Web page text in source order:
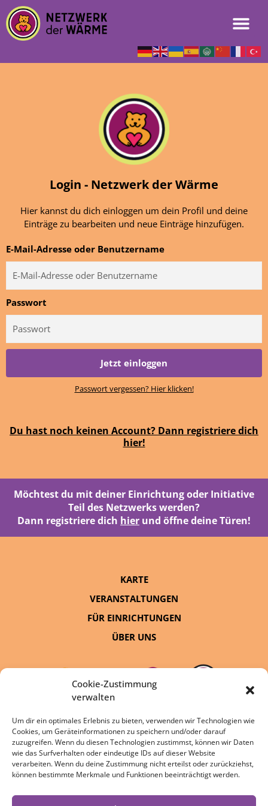
Cookie-Zustimmung
verwalten
Um dir ein optimales Erlebnis zu bieten, verwenden wir Technologien wie
Cookies, um Geräteinformationen zu speichern und/oder darauf
zuzugreifen. Wenn du diesen Technologien zustimmst, können wir Daten
wie das Surfverhalten oder eindeutige IDs auf dieser Website
verarbeiten. Wenn du deine Zustimmung nicht erteilst oder zurückziehst,
können bestimmte Merkmale und Funktionen beeinträchtigt werden.
Login - Netzwerk der Wärme
Hier kannst du dich einloggen um dein Profil und deine
Einträge zu bearbeiten und neue Einträge hinzufügen.
E-Mail-Adresse oder Benutzername
Passwort
Jetzt einloggen
Passwort vergessen? Hier klicken!
Du hast noch keinen Account? Dann registriere dich
hier!
Möchtest du mit deiner Einrichtung oder Initiative
Teil des Netzwerks werden?
Dann registriere dich hier und öffne deine Türen!
eine Initiative von:
KARTE
VERANSTALTUNGEN
FÜR EINRICHTUNGEN
ÜBER UNS